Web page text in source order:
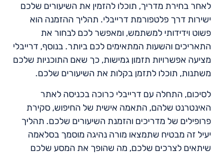
לאחר בחירת מדריך, תוכלו להזמין את השיעורים שלכם
ישירות דרך פלטפורמת דרייבלי. תהליך ההזמנה הוא
פשוט וידידותי למשתמש, ומאפשר לכם לבחור את
התאריכים והשעות המתאימים לכם ביותר. בנוסף, דרייבלי
מציעה אפשרויות תזמון גמישות, כך שאם התוכניות שלכם
משתנות, תוכלו לתזמן בקלות את השיעורים שלכם.
לסיכום, התחלה עם דרייבלי כרוכה בכניסה לאתר
האינטרנט שלהם, התאמה אישית של החיפוש, סקירת
פרופילים של מדריכים והזמנת השיעורים שלכם. תהליך
יעיל זה מבטיח שתמצאו מורה נהיגה מוסמך בסלאמה
שיתאים לצרכים שלכם, מה שהופך את המסע שלכם